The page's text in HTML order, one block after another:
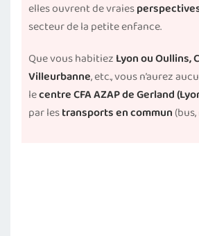
elles ouvrent de vraies
secteur de la petite enfance.
Que vous habitiez Lyon ou Oullins,
Villeurbanne, etc., vous n’aurez
lecentre CFA AZAP de Gerland
par lestransports en commun